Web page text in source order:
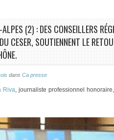
(2) : DES CONSEILLERS
CESER, SOUTIENNENT LE
dans Ca presse
Riva , journaliste professionnel